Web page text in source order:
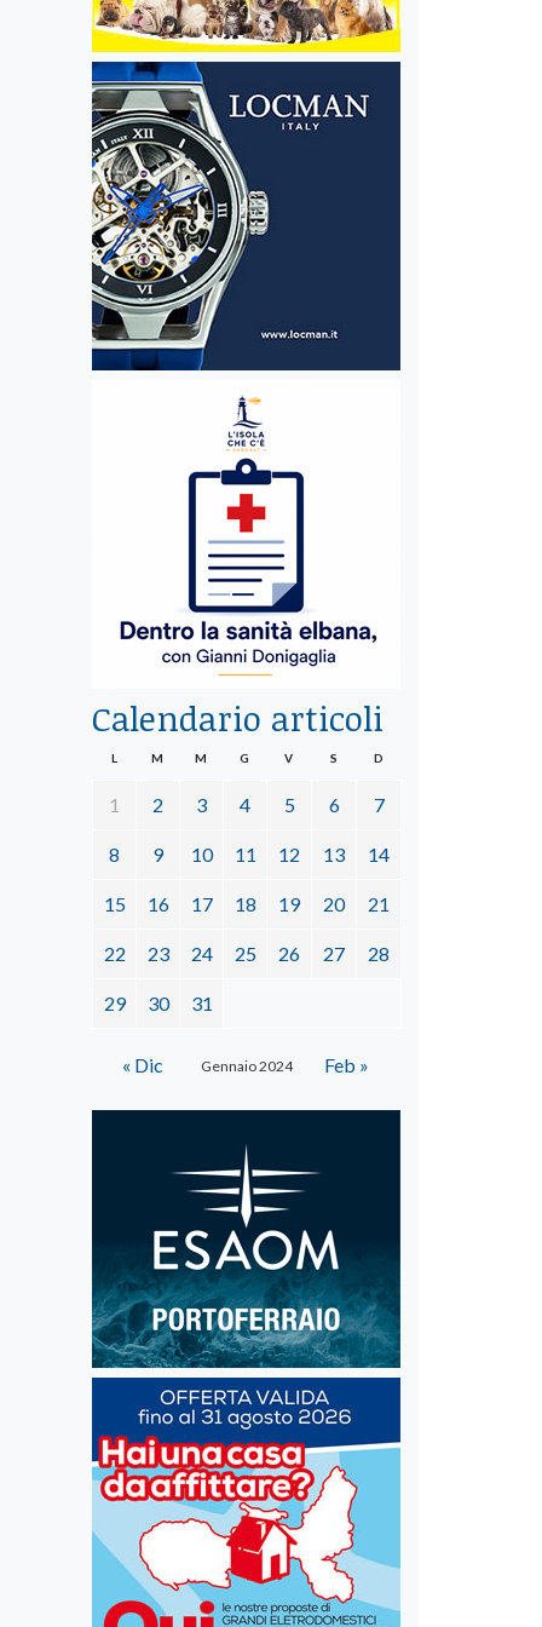
Calendario articoli
Gennaio 2024
L M M G V S D
1 2 3 4 5 6 7
8 9 10 11 12 13 14
15 16 17 18 19 20 21
22 23 24 25 26 27 28
29 30 31
« Dic Feb »